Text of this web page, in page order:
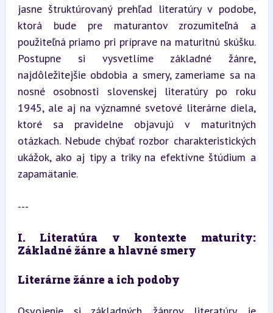
jasne štruktúrovaný prehľad literatúry v podobe,
ktorá bude pre maturantov zrozumiteľná a
použiteľná priamo pri príprave na maturitnú skúšku.
Postupne si vysvetlíme základné žánre,
najdôležitejšie obdobia a smery, zameriame sa na
nosné osobnosti slovenskej literatúry po roku
1945, ale aj na významné svetové literárne diela,
ktoré sa pravidelne objavujú v maturitných
otázkach. Nebude chýbať rozbor charakteristických
ukážok, ako aj tipy a triky na efektívne štúdium a
zapamätanie.
---
I. Literatúra v kontexte maturity:
Základné žánre a hlavné smery
Literárne žánre a ich podoby